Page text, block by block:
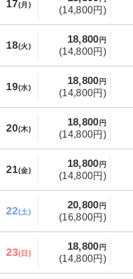
17(月)
(14,800円)
18(火)
18,800 円
(14,800円)
19(水)
18,800 円
(14,800円)
20(木)
18,800 円
(14,800円)
21(金)
18,800 円
(14,800円)
22(土)
20,800 円
(16,800円)
23(日)
18,800 円
(14,800円)